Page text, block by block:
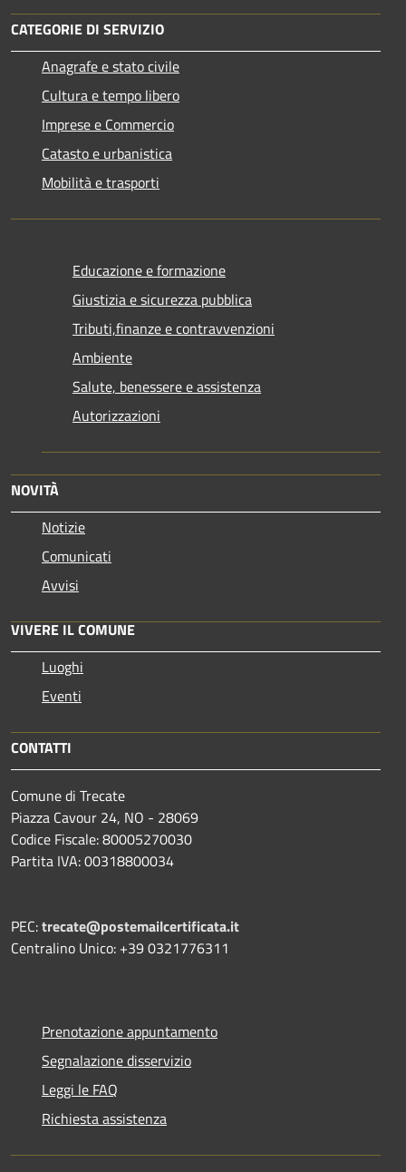
CATEGORIE DI SERVIZIO
Anagrafe e stato civile
Cultura e tempo libero
Imprese e Commercio
Catasto e urbanistica
Mobilità e trasporti
Educazione e formazione
Giustizia e sicurezza pubblica
Tributi,finanze e contravvenzioni
Ambiente
Salute, benessere e assistenza
Autorizzazioni
NOVITÀ
Notizie
Comunicati
Avvisi
VIVERE IL COMUNE
Luoghi
Eventi
CONTATTI
Comune di Trecate
Piazza Cavour 24, NO - 28069
Codice Fiscale: 80005270030
Partita IVA: 00318800034
PEC:trecate@postemailcertificata.it
Centralino Unico: +39 0321776311
Prenotazione appuntamento
Segnalazione disservizio
Leggi le FAQ
Richiesta assistenza